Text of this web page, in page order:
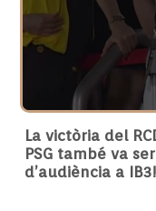
La victòria del
PSG també va
d’audiència a IB3!